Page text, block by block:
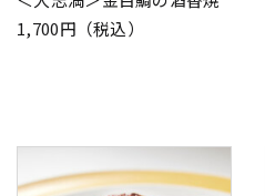
1,700円（税込）